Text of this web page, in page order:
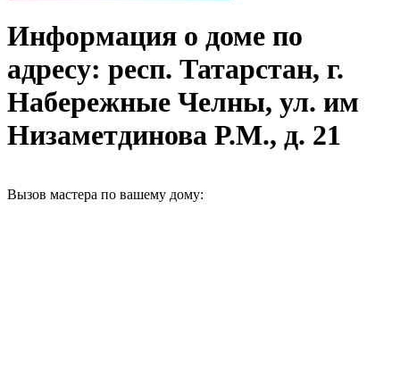
Информация о доме по
адресу: респ. Татарстан, г.
Набережные Челны, ул. им
Низаметдинова Р.М., д. 21
Вызов мастера по вашему дому: